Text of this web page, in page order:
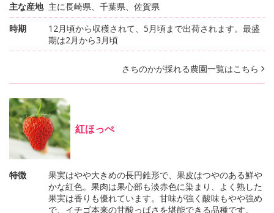
主な産地 主に長崎県、千葉県、佐賀県
時期
12月頃から収穫されて、5月頃まで出荷されます。最盛
期は2月から3月頃
さちのかが採れる農園一覧はこちら
紅ほっぺ
特徴
果実はやや大きめの長円錐形で、果皮はつやのある鮮や
かな紅色。果肉は果心部も淡赤色に染まり、よく熟した
果実は香りも優れています。甘味が強く酸味もやや強め
で、イチゴ本来の甘酸っぱさを堪能できる品種です。